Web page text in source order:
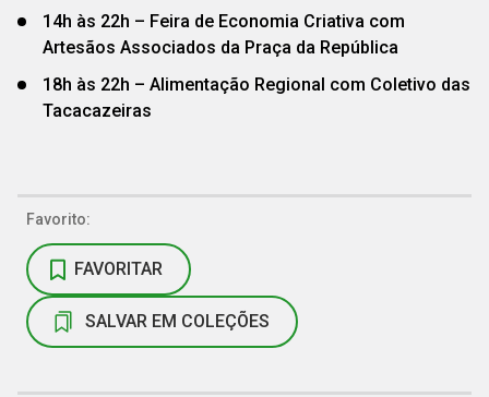
14h às 22h – Feira de Economia Criativa com
Artesãos Associados da Praça da República
18h às 22h – Alimentação Regional com Coletivo das
Tacacazeiras
Favorito:
FAVORITAR
SALVAR EM COLEÇÕES